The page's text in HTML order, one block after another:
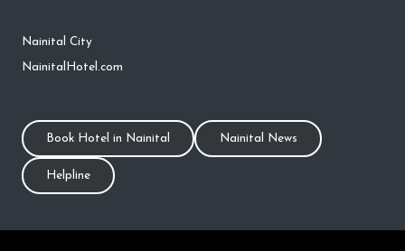
Nainital City
NainitalHotel.com
Book Hotel in Nainital Nainital News
Helpline